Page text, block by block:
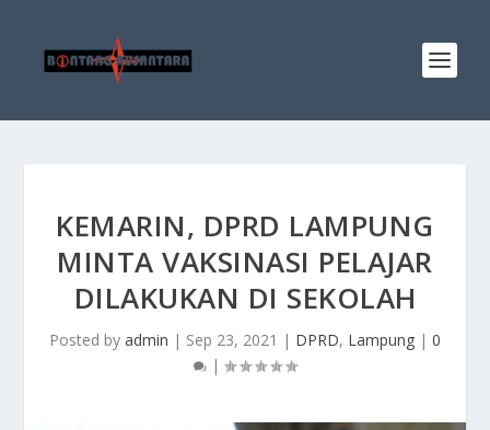
KEMARIN, DPRD LAMPUNG
MINTA VAKSINASI PELAJAR
DILAKUKAN DI SEKOLAH
Posted by admin | Sep 23, 2021 | DPRD, Lampung | 0
|